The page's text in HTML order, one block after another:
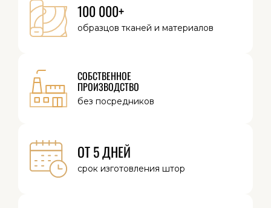
100 000+
образцов тканей и материалов
СОБСТВЕННОЕ
ПРОИЗВОДСТВО
без посредников
ОТ 5 ДНЕЙ
срок изготовления штор